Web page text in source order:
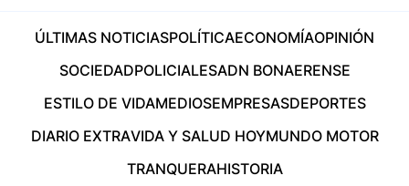
ÚLTIMAS NOTICIASPOLÍTICAECONOMÍAOPINIÓN
SOCIEDADPOLICIALESADN BONAERENSE
ESTILO DE VIDAMEDIOSEMPRESASDEPORTES
DIARIO EXTRAVIDA Y SALUD HOYMUNDO MOTOR
TRANQUERAHISTORIA